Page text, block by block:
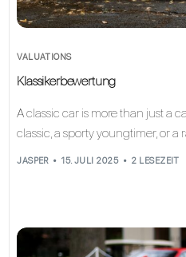
VALUATIONS
Klassikerbewertung
A classic car is more than just a
classic, a sporty youngtimer, or a
JASPER 15. JULI 2025 2 LESEZEIT